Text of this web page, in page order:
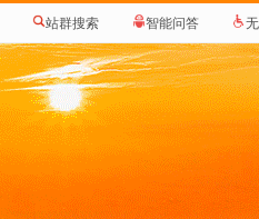
站群搜索 智能问答